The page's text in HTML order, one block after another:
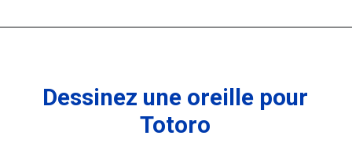
Dessinez une oreille pour
Totoro